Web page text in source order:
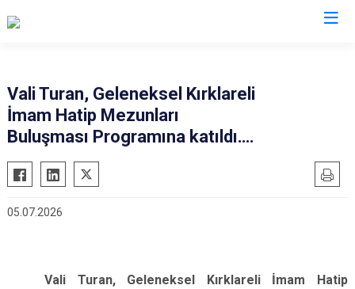
Vali Turan, Geleneksel Kırklareli
İmam Hatip Mezunları
Buluşması Programına katıldı….
05.07.2026
Vali Turan, Geleneksel Kırklareli İmam Hatip